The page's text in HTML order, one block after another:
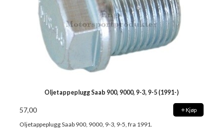
Oljetappeplugg Saab 900, 9000, 9-3, 9-5 (1991-)
57,00 Kjøp
Oljetappeplugg Saab 900, 9000, 9-3, 9-5, fra 1991.